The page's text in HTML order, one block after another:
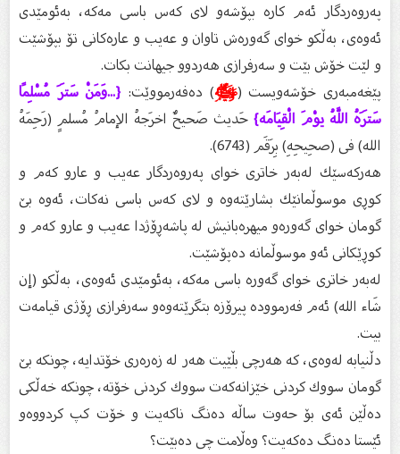
پەروەردگار ئەم كارە بپۆشەو لای كەس باسی مەكە، بەئومێدی
ئەوەی، بەڵكو خوای گەورەش تاوان و عەیب و عارەكانی تۆ بپۆشێت
و لێت خۆش بێت و سەرفرازی هەردوو جیهانت بكات.
پێغەمبەری خۆشەویست (ﷺ) دەفەرمووێت:{...وَمَنْ سَتَرَ مُسْلِمًا
سَتَرَهُ اللَّهُ يوْمَ الْقِيَامَە}حَدیث صَحیحٌ اخرَجهُ الإمامُ مُسلمٍ (رَحِمَهُ
الله) فی (صحِیحِهِ) بِرَقَم (6743).
هەركەسێك لەبەر خاتری خوای پەروەردگار عەیب و عارو كەم و
كوڕی موسوڵمانێك بشارێتەوە و لای كەس باسی نەكات، ئەوە بێ
گومان خوای گەورەو میهرەبانیش لە پاشەڕۆژدا عەیب و عارو كەم و
كوڕێكانی ئەو موسوڵمانە دەپۆشێت.
لەبەر خاتری خوای گەورە باسی مەكە، بەئومێدی ئەوەی، بەڵكو (إن
شَاء الله) ئەم فەرموودە پیرۆزە بتگرێتەوەو سەرفرازی ڕۆژی قیامەت
بیت.
دڵنیابە لەوەی، كە هەرچی بڵێیت هەر لە زەرەری خۆتدایە، چونكە بێ
گومان سووك كردنی خێزانەكەت سووك كردنی خۆتە، چونكە خەڵكی
دەڵێن ئەی بۆ حەوت ساڵە دەنگ ناكەیت و خۆت كپ كردووەو
ئێستا دەنگ دەكەیت؟ وەڵامت چی دەبێت؟